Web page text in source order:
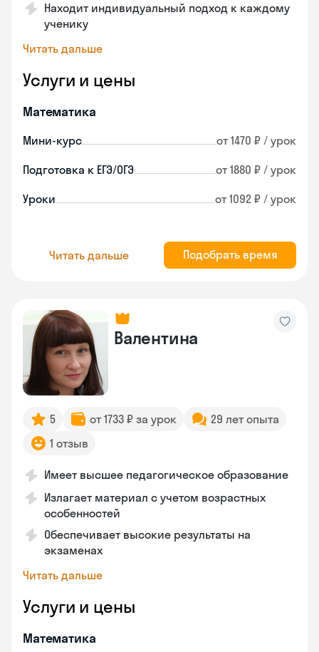
Находит индивидуальный подход к каждому
ученику
Читать дальше
Услуги и цены
Математика
Мини-курс от 1470 ₽ / урок
Подготовка к ЕГЭ/ОГЭ от 1880 ₽ / урок
Уроки от 1092 ₽ / урок
Читать дальше Подобрать время
Валентина
5 от 1733 ₽ за урок
29 лет опыта
1 отзыв
Имеет высшее педагогическое образование
Излагает материал с учетом возрастных
особенностей
Обеспечивает высокие результаты на
экзаменах
Читать дальше
Услуги и цены
Математика